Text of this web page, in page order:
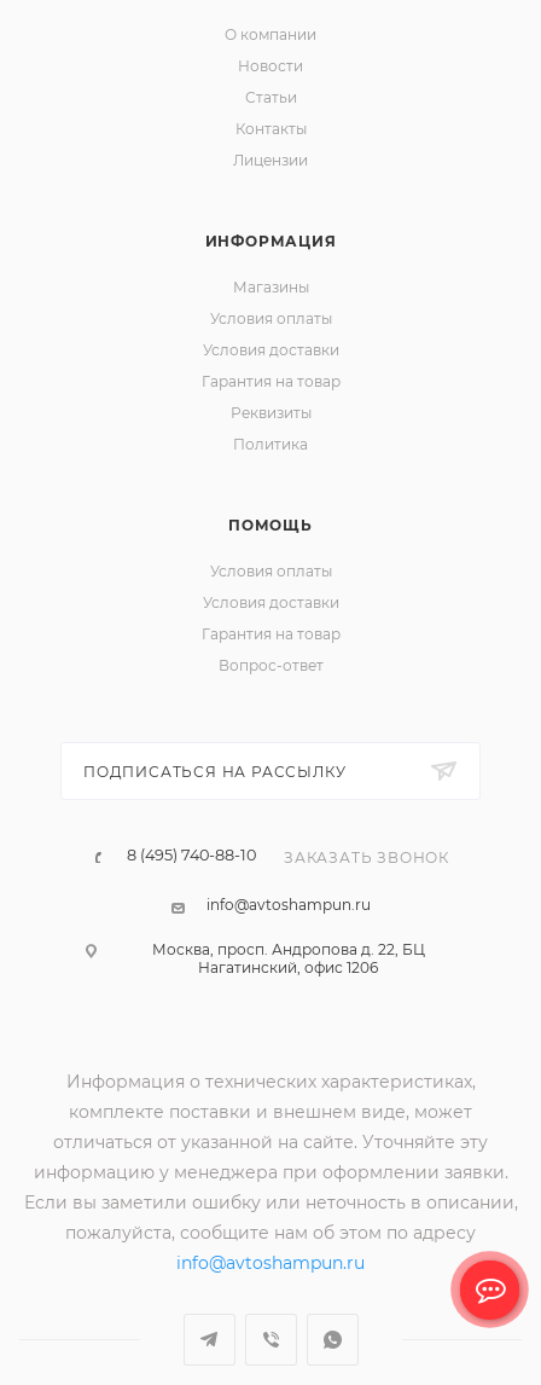
О компании
Новости
Статьи
Контакты
Лицензии
ИНФОРМАЦИЯ
Магазины
Условия оплаты
Условия доставки
Гарантия на товар
Реквизиты
Политика
ПОМОЩЬ
Условия оплаты
Условия доставки
Гарантия на товар
Вопрос-ответ
ПОДПИСАТЬСЯ НА РАССЫЛКУ
8 (495) 740-88-10 ЗАКАЗАТЬ ЗВОНОК
info@avtoshampun.ru
Москва, просп. Андропова д. 22, БЦ
Нагатинский, офис 1206
Информация о технических характеристиках,
комплекте поставки и внешнем виде, может
отличаться от указанной на сайте. Уточняйте эту
информацию у менеджера при оформлении заявки.
Если вы заметили ошибку или неточность в описании,
пожалуйста, сообщите нам об этом по адресу
info@avtoshampun.ru